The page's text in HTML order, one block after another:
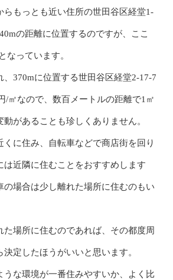
らもっとも近い住所の世田谷区経堂1-
の距離に位置するのですが、ここ
なっています。
、370mに位置する世田谷区経堂2-17-7
/㎡なので、数百メートルの距離で1㎡
があることも珍しくありません。
くに住み、自転車などで商店街を回り
は近隣に住むことをおすすめします
の場合は少し離れた場所に住むのもい
た場所に住むのであれば、その都度周
定したほうがいいと思います。
うな環境が一番住みやすいか、よく比